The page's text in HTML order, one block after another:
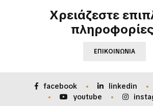
Χρειάζεστε
ΕΠΙΚΟΙΝΩΝΊΑ
facebook linkedin
youtube